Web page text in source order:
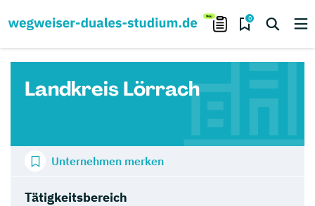
0
Landkreis Lörrach
Tätigkeitsbereich
Unternehmen merken